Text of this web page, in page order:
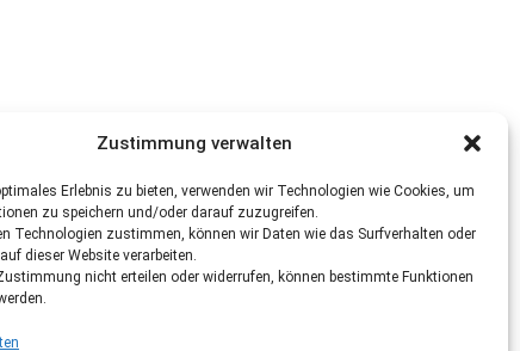
Zustimmung verwalten
Erlebnis zu bieten, verwenden wir Technologien wie Cookies, um
zu speichern und/oder darauf zuzugreifen.
Technologien zustimmen, können wir Daten wie das Surfverhalten oder
dieser Website verarbeiten.
nicht erteilen oder widerrufen, können bestimmte Funktionen